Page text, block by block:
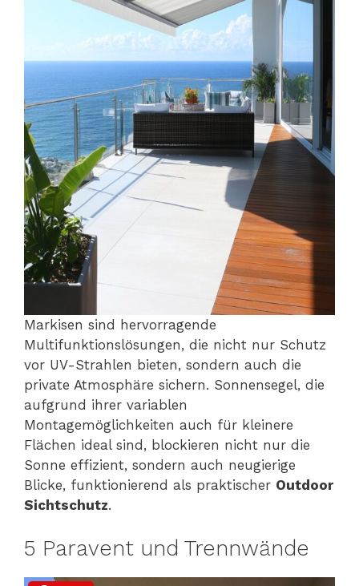
Markisen sind hervorragende
Multifunktionslösungen, die nicht nur Schutz
vor UV-Strahlen bieten, sondern auch die
private Atmosphäre sichern. Sonnensegel, die
aufgrund ihrer variablen
Montagemöglichkeiten auch für kleinere
Flächen ideal sind, blockieren nicht nur die
Sonne effizient, sondern auch neugierige
Blicke, funktionierend als praktischer Outdoor
Sichtschutz.
5 Paravent und Trennwände